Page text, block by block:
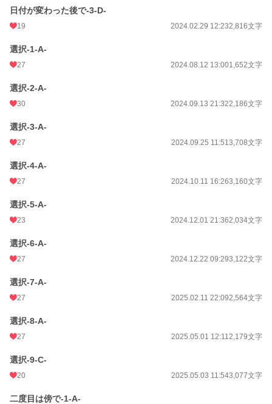
日付が変わった後で-3-D-
19 2024.02.29 12:232,816文字
選択-1-A-
27 2024.08.12 13:001,652文字
選択-2-A-
30 2024.09.13 21:322,186文字
選択-3-A-
27 2024.09.25 11:513,708文字
選択-4-A-
27 2024.10.11 16:263,160文字
選択-5-A-
23 2024.12.01 21:362,034文字
選択-6-A-
27 2024.12.22 09:293,122文字
選択-7-A-
27 2025.02.11 22:092,564文字
選択-8-A-
27 2025.05.01 12:112,179文字
選択-9-C-
20 2025.05.03 11:543,077文字
二度目は傍で-1-A-